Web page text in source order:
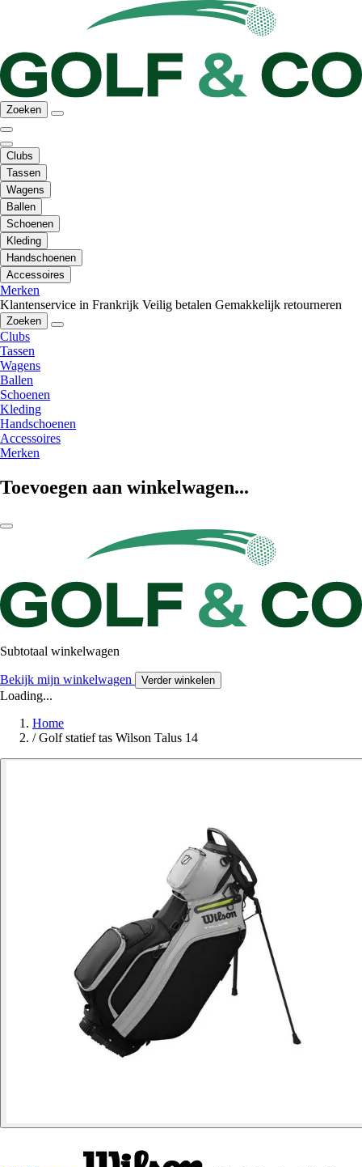
Zoeken
Clubs
Tassen
Wagens
Ballen
Schoenen
Kleding
Handschoenen
Accessoires
Merken
Klantenservice in Frankrijk Veilig betalen Gemakkelijk retourneren
Zoeken
Clubs
Tassen
Wagens
Ballen
Schoenen
Kleding
Handschoenen
Accessoires
Merken
Toevoegen aan winkelwagen...
Subtotaal winkelwagen
Bekijk mijn winkelwagen Verder winkelen
Loading...
Home
/ Golf statief tas Wilson Talus 14